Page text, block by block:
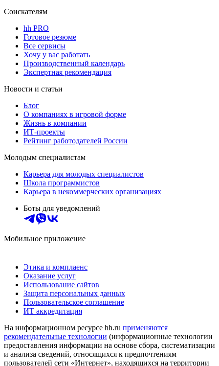
Соискателям
hh PRO
Готовое резюме
Все сервисы
Хочу у вас работать
Производственный календарь
Экспертная рекомендация
Новости и статьи
Блог
О компаниях в игровой форме
Жизнь в компании
ИТ-проекты
Рейтинг работодателей России
Молодым специалистам
Карьера для молодых специалистов
Школа программистов
Карьера в некоммерческих организациях
Боты для уведомлений
Мобильное приложение
Этика и комплаенс
Оказание услуг
Использование сайтов
Защита персональных данных
Пользовательское соглашение
ИТ аккредитация
На информационном ресурсе hh.ru применяются
рекомендательные технологии (информационные технологии
предоставления информации на основе сбора, систематизации
и анализа сведений, относящихся к предпочтениям
пользователей сети «Интернет», находящихся на территории